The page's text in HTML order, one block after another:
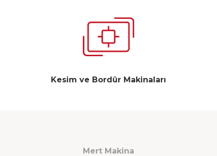
Kesim ve Bordür Makinaları
Mert Makina